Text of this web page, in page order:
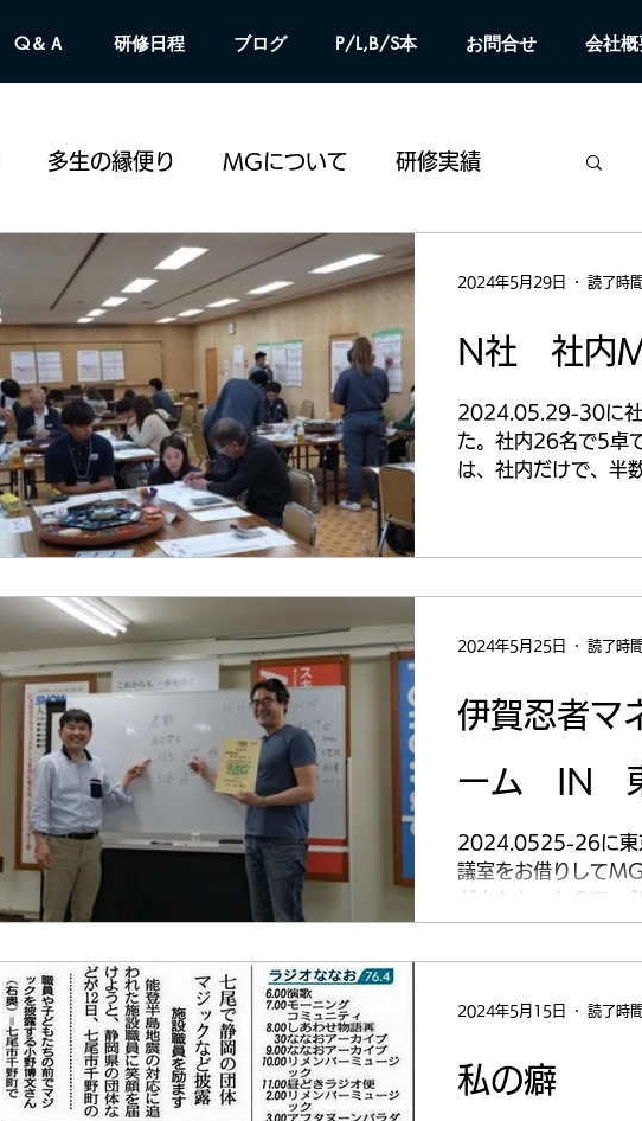
Q＆Ａ 研修日程 ブログ P/L,B/S本 お問合せ 会社
多生の縁便り MGについて 研修実績
N社 社内
2024.05.29-30に社
た。社内26名で5卓
は、社内だけで、半
ていました。...
2024年5月29日 読了時
伊賀忍者マ
ーム IN
2024.0525-26に東
議室をお借りして
が少なかったので、
V+2、期末経費1.3
すぎて、ゲームバラ
2024年5月25日 読了時
私の癖
2024年5月15日 読了時